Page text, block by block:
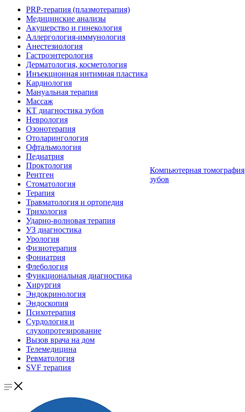
PRP-терапия (плазмотерапия)
Медицинские анализы
Акушерство и гинекология
Аллергология-иммунология
Анестезиология
Гастроэнтерология
Дерматология, косметология
Инъекционная интимная пластика
Кардиология
Мануальная терапия
Массаж
КТ диагностика зубов
Неврология
Озонотерапия
Отоларингология
Офтальмология
Педиатрия
Проктология
Рентген
Стоматология
Терапия
Травматология и ортопедия
Трихология
Ударно-волновая терапия
УЗ диагностика
Урология
Физиотерапия
Фониатрия
Флебология
Функциональная диагностика
Хирургия
Эндокринология
Эндоскопия
Психотерапия
Сурдология и
слухопротезирование
Вызов врача на дом
Телемедицина
Ревматология
SVF терапия
Компьютерная томография
зубов